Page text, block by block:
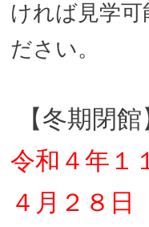
ければ見学
ださい。
【冬期閉館
令和４年
４月２８日